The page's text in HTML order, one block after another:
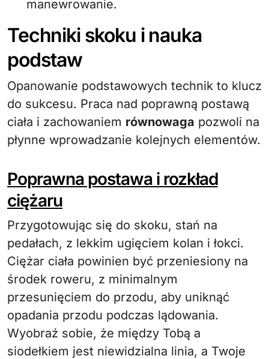
manewrowanie.
Techniki skoku i nauka
podstaw
Opanowanie podstawowych technik to klucz
do sukcesu. Praca nad poprawną postawą
ciała i zachowaniem równowaga pozwoli na
płynne wprowadzanie kolejnych elementów.
Poprawna postawa i rozkład
ciężaru
Przygotowując się do skoku, stań na
pedałach, z lekkim ugięciem kolan i łokci.
Ciężar ciała powinien być przeniesiony na
środek roweru, z minimalnym
przesunięciem do przodu, aby uniknąć
opadania przodu podczas lądowania.
Wyobraź sobie, że między Tobą a
siodełkiem jest niewidzialna linia, a Twoje